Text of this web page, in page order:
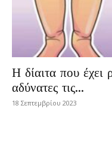
Η δίαιτα που έχει
αδύνατες τις...
18 Σεπτεμβρίου 2023